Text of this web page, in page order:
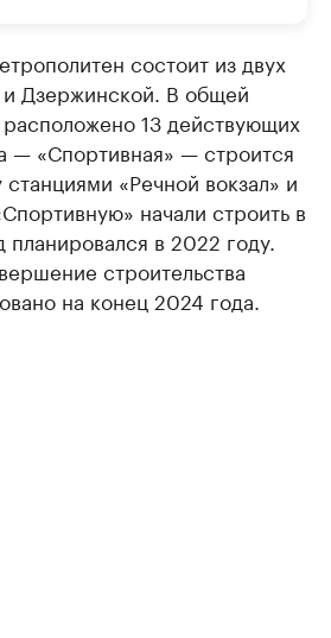
состоит из двух
Дзержинской. В общей
13 действующих
— «Спортивная» — строится
«Речной вокзал» и
начали строить в
планировался в 2022 году.
строительства
на конец 2024 года.